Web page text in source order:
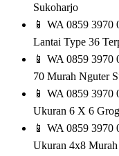
Sukoharjo
📱 WA 0859 3970
Lantai Type 36
📱 WA 0859 3970
70 Murah Nguter
📱 WA 0859 3970
Ukuran 6 X 6
📱 WA 0859 3970
Ukuran 4x8